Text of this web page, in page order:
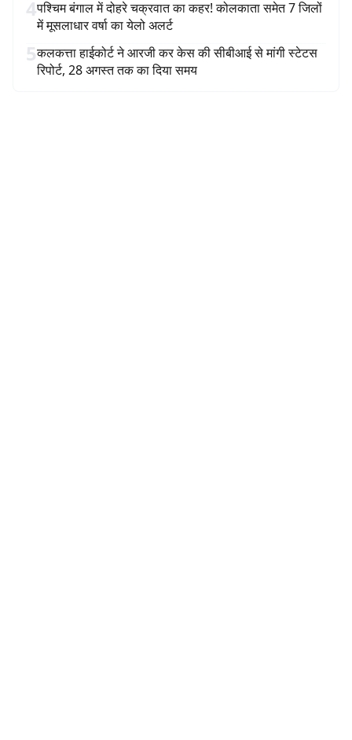
4पश्चिम बंगाल में दोहरे चक्रवात का कहर! कोलकाता समेत 7 जिलों
में मूसलाधार वर्षा का येलो अलर्ट
5कलकत्ता हाईकोर्ट ने आरजी कर केस की सीबीआई से मांगी स्टेटस
रिपोर्ट, 28 अगस्त तक का दिया समय